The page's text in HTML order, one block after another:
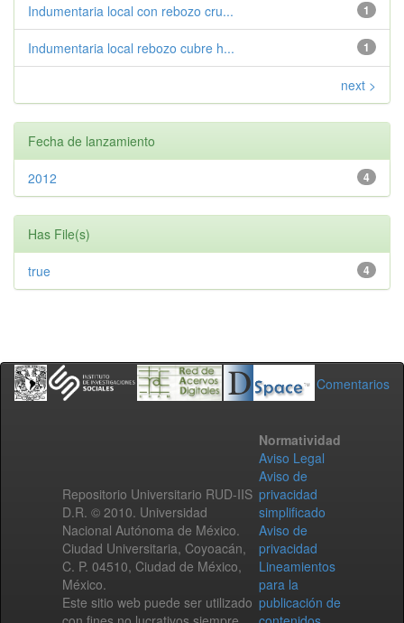
1
Indumentaria local con rebozo cru...
1
Indumentaria local rebozo cubre h...
next >
Fecha de lanzamiento
4
2012
Has File(s)
4
true
Comentarios
Repositorio Universitario RUD-IIS
D.R. © 2010. Universidad
Nacional Autónoma de México.
Ciudad Universitaria, Coyoacán,
C. P. 04510, Ciudad de México,
México.
Este sitio web puede ser utilizado
Normatividad
Aviso Legal
Aviso de
privacidad
simplificado
Aviso de
privacidad
Lineamientos
para la
publicación de